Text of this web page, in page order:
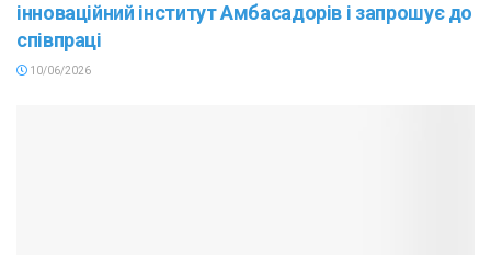
інноваційний інститут Амбасадорів і запрошує до
співпраці
10/06/2026